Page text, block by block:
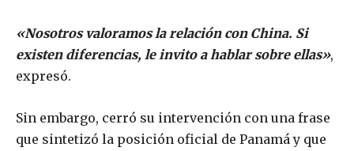
«Nosotros valoramos la relación con China. Si
existen diferencias, le invito a hablar sobre ellas»,
expresó.
Sin embargo, cerró su intervención con una frase
que sintetizó la posición oficial de Panamá y que